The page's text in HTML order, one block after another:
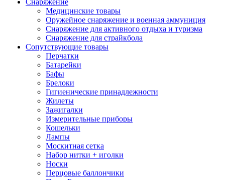
Снаряжение
Медицинские товары
Оружейное снаряжение и военная аммуниция
Снаряжение для активного отдыха и туризма
Снаряжение для страйкбола
Сопутствующие товары
Перчатки
Батарейки
Бафы
Брелоки
Гигиенические принадлежности
Жилеты
Зажигалки
Измерительные приборы
Кошельки
Лампы
Москитная сетка
Набор нитки + иголки
Носки
Перцовые баллончики